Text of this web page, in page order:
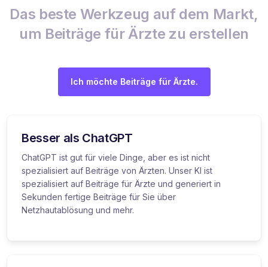
Das beste Werkzeug auf dem Markt,
um Beiträge für Ärzte zu erstellen
Ich möchte Beiträge für Ärzte.
Besser als ChatGPT
ChatGPT ist gut für viele Dinge, aber es ist nicht
spezialisiert auf Beiträge von Ärzten. Unser KI ist
spezialisiert auf Beiträge für Ärzte und generiert in
Sekunden fertige Beiträge für Sie über
Netzhautablösung und mehr.